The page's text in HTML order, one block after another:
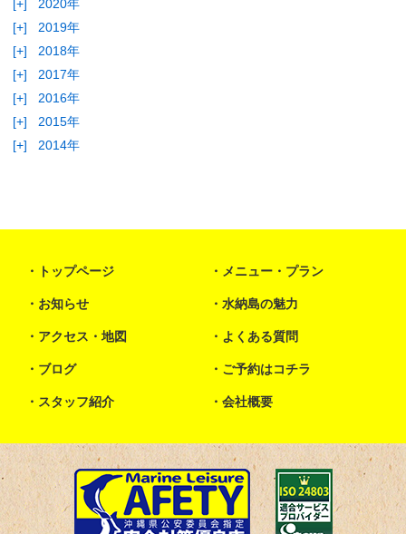
[+]
2020年
[+]
2019年
[+]
2018年
[+]
2017年
[+]
2016年
[+]
2015年
[+]
2014年
トップページ メニュー・プラン
お知らせ 水納島の魅力
アクセス・地図 よくある質問
ブログ ご予約はコチラ
スタッフ紹介 会社概要